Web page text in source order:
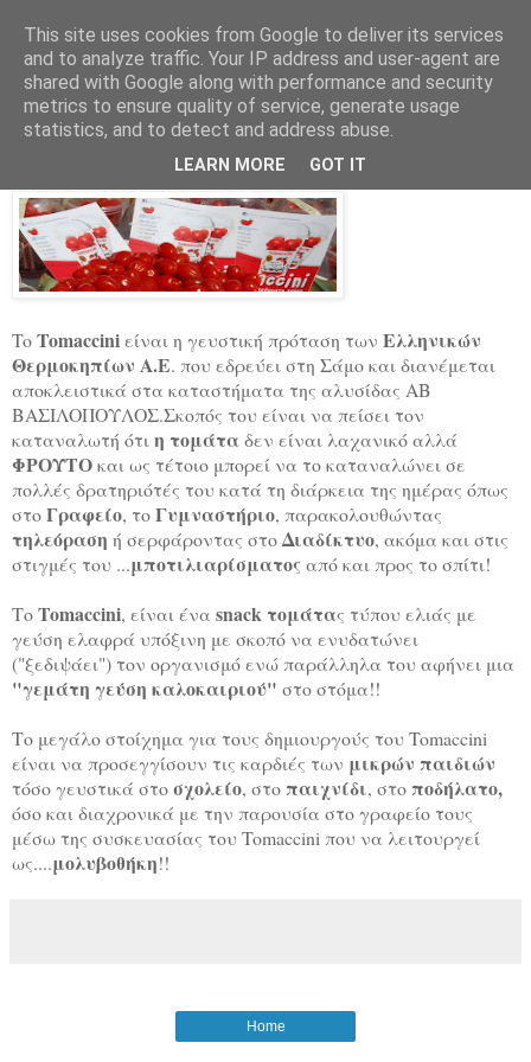
Tomaccini
About Tomaccini
ToTomacciniείναι η γευστική πρόταση των Ελληνικών
Θερμοκηπίων Α.Ε. που εδρεύει στη Σάμο και διανέμεται
αποκλειστικά στα καταστήματα της αλυσίδας ΑΒ
ΒΑΣΙΛΟΠΟΥΛΟΣ.Σκοπός του είναι να πείσει τον
καταναλωτή ότιη τομάταδεν είναι λαχανικό αλλά
ΦΡΟΥΤΟκαι ως τέτοιο μπορεί να το καταναλώνει σε
πολλές δρατηριότές του κατά τη διάρκεια της ημέρας όπως
στοΓραφείο, τοΓυμναστήριο, παρακολουθώντας
τηλεόραση ή σερφάροντας στοΔιαδίκτυο, ακόμα και στις
στιγμές του ...μποτιλιαρίσματοςαπό και προς το σπίτι!
ΤοTomaccini, είναι ένα snack τομάτας τύπου ελιάς με
γεύση ελαφρά υπόξινη με σκοπό να ενυδατώνει
("ξεδιψάει") τον οργανισμό ενώ παράλληλα του αφήνει μια
"γεμάτη γεύση καλοκαιριού" στο στόμα!!
Το μεγάλο στοίχημα για τους δημιουργούς του Tomaccini
είναι να προσεγγίσουν τις καρδιές των μικρών παιδιών
τόσο γευστικά στοσχολείο, στο παιχνίδι, στο ποδήλατο,
όσο και διαχρονικά με την παρουσία στο γραφείο τους
μέσω της συσκευασίας του Tomaccini που να λειτουργεί
ως....μολυβοθήκη!!
Home
This site uses cookies from Google to deliver its services
and to analyze traffic. Your IP address and user-agent are
shared with Google along with performance and security
metrics to ensure quality of service, generate usage
statistics, and to detect and address abuse.
LEARN MORE GOT IT